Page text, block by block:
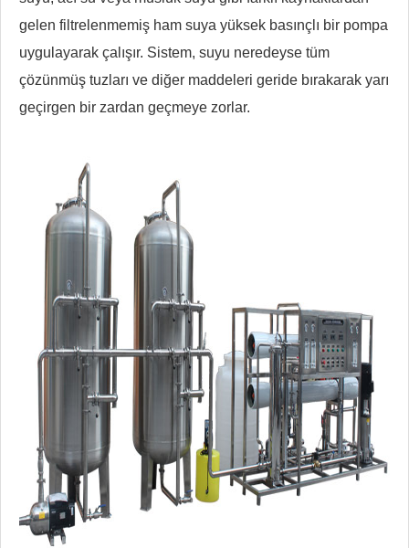
gelen filtrelenmemiş ham suya yüksek basınçlı bir pompa
uygulayarak çalışır. Sistem, suyu neredeyse tüm
çözünmüş tuzları ve diğer maddeleri geride bırakarak yarı
geçirgen bir zardan geçmeye zorlar.